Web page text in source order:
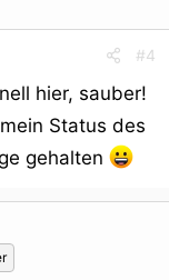
#4
hier, sauber!
Status des
gehalten